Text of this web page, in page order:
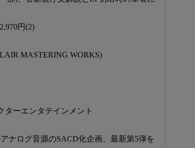
円(2)
MASTERING WORKS)
ターエンタテインメント
ナログ音源のSACD化企画、最新第5弾を